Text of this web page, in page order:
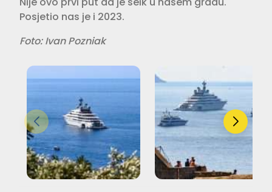
Posjetio nas je i 2023.
Foto: Ivan Pozniak